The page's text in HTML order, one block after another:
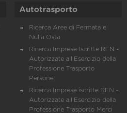
Autotrasporto
Ricerca Aree di Fermata e
Nulla Osta
Ricerca Imprese Iscritte REN -
Autorizzate all'Esercizio della
Professione Trasporto
Persone
Ricerca Imprese iscritte REN -
Autorizzate all'Esercizio della
Professione Trasporto Merci